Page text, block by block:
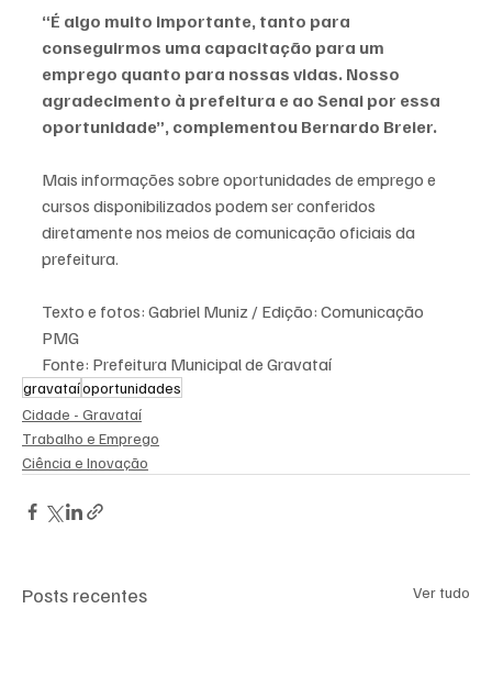
“É algo muito importante, tanto para
conseguirmos uma capacitação para um
emprego quanto para nossas vidas. Nosso
agradecimento à prefeitura e ao Senai por essa
oportunidade”, complementou Bernardo Breier.
Mais informações sobre oportunidades de emprego e
cursos disponibilizados podem ser conferidos
diretamente nos meios de comunicação oficiais da
prefeitura.
Texto e fotos: Gabriel Muniz / Edição: Comunicação
PMG
Fonte: Prefeitura Municipal de Gravataí
gravataíoportunidades
Cidade - Gravataí
Trabalho e Emprego
Ciência e Inovação
Posts recentes Ver tudo